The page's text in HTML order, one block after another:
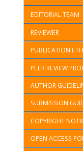
EDITORIAL TEAM
REVIEWER
PUBLICATION
PEER REVIEW
AUTHOR
SUBMISSION
COPYRIGHT
OPEN ACCESS